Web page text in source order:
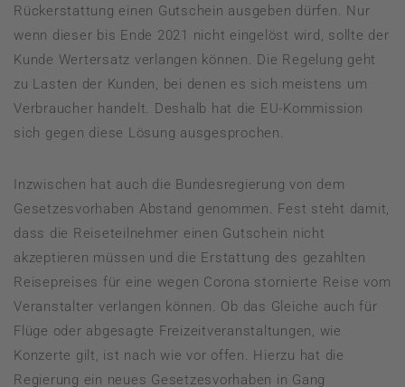
Rückerstattung einen Gutschein ausgeben dürfen. Nur
wenn dieser bis Ende 2021 nicht eingelöst wird, sollte der
Kunde Wertersatz verlangen können. Die Regelung geht
zu Lasten der Kunden, bei denen es sich meistens um
Verbraucher handelt. Deshalb hat die EU-Kommission
sich gegen diese Lösung ausgesprochen.
Inzwischen hat auch die Bundesregierung von dem
Gesetzesvorhaben Abstand genommen. Fest steht damit,
dass die Reiseteilnehmer einen Gutschein nicht
akzeptieren müssen und die Erstattung des gezahlten
Reisepreises für eine wegen Corona stornierte Reise vom
Veranstalter verlangen können. Ob das Gleiche auch für
Flüge oder abgesagte Freizeitveranstaltungen, wie
Konzerte gilt, ist nach wie vor offen. Hierzu hat die
Regierung ein neues Gesetzesvorhaben in Gang